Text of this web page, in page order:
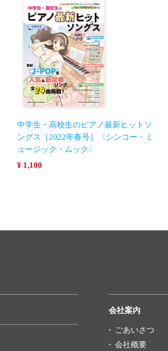
中学生・高校生のピアノ最新ヒットソ
ングス［2022年春号］〈シンコー・ミ
ュージック・ムック〉
¥ 1,100
会社案内
ごあいさつ
会社概要